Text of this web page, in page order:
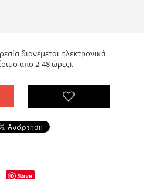
διανέμεται ηλεκτρονικά
απο 2-48 ώρες).
Save